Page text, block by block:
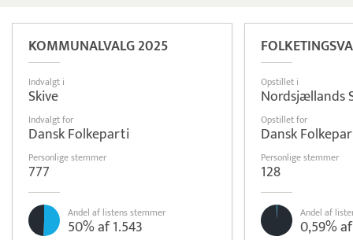
KOMMUNALVALG 2025
Indvalgt i
Skive
Indvalgt for
Dansk Folkeparti
Personlige stemmer
777
Andel af listens stemmer
50% af 1.543
Opstillet i
Nordsjællands
Opstillet for
Dansk
Personlige stemmer
128
Andel af
0,59%